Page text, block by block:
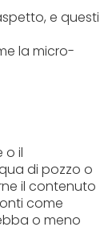
e questi
la micro-
o il
di pozzo o
il contenuto
come
o meno